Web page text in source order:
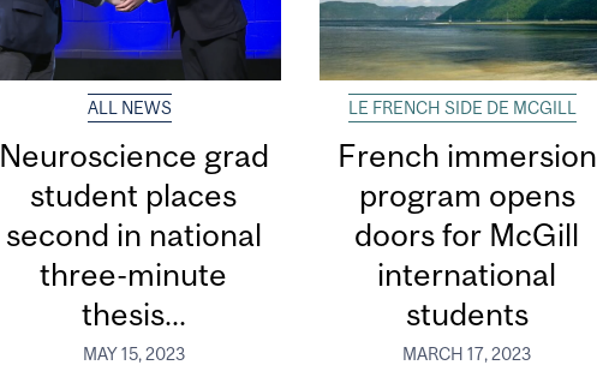
ALL NEWS
Neuroscience grad
student places
second in national
three-minute
thesis...
MAY 15, 2023
LE FRENCH SIDE DE MCGILL
French immersion
program opens
doors for McGill
international
students
MARCH 17, 2023